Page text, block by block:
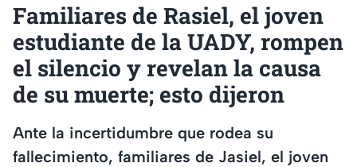
Familiares de Rasiel, el joven
estudiante de la UADY, rompen
el silencio y revelan la causa
de su muerte; esto dijeron
Ante la incertidumbre que rodea su
fallecimiento, familiares de Jasiel, el joven